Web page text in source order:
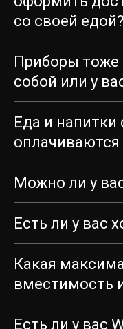
со своей едой?
Приборы тоже
собой или у
Еда и напитки
Можно ли у
Есть ли у вас
Какая
вместимость
Есть ли у вас